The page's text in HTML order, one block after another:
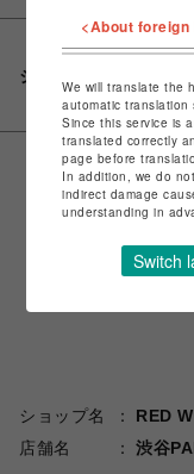
シェアする
ショップ名
RED
店舗名
渋谷
<About
We will translate the
automatic translation
Since this service is
translated correctly
page before
In addition, we do
indirect damage
understanding in
Switch